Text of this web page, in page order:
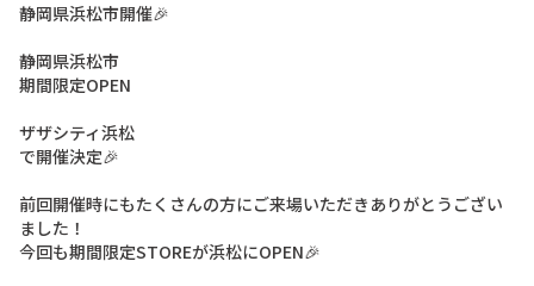
静岡県浜松市開催🎉
静岡県浜松市
期間限定OPEN
ザザシティ浜松
で開催決定🎉
前回開催時にもたくさんの方にご来場いただきありがとうござい
ました！
今回も期間限定STOREが浜松にOPEN🎉